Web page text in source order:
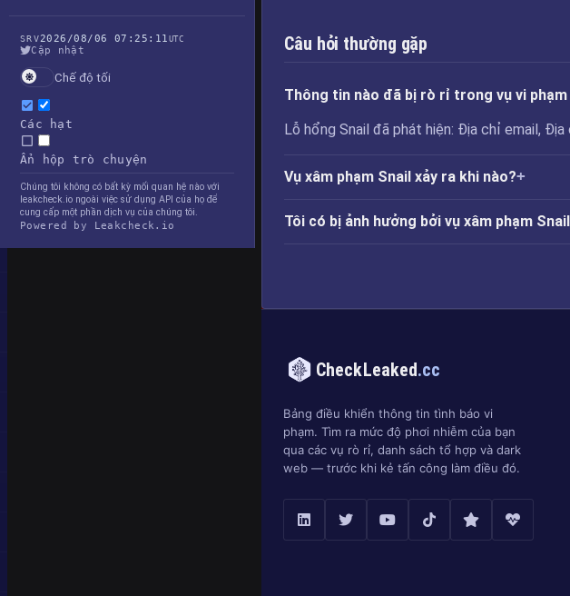
SRV2026/08/06 07:25:11UTC
Cập nhật
Chế độ tối
Các hạt
Ẩn hộp trò chuyện
Chúng tôi không có bất kỳ mối quan hệ nào với
leakcheck.io ngoài việc sử dụng API của họ để
cung cấp một phần dịch vụ của chúng tôi.
Powered by Leakcheck.io
Câu hỏi thường gặp
Thông tin nào đã bị rò rỉ trong vụ vi phạm
Lỗ hổng Snail đã phát hiện: Địa chỉ email,
Vụ xâm phạm Snail xảy ra khi nào?
Tôi có bị ảnh hưởng bởi vụ xâm phạm
CheckLeaked.cc
Bảng điều khiển thông tin tình báo vi
phạm. Tìm ra mức độ phơi nhiễm của bạn
qua các vụ rò rỉ, danh sách tổ hợp và dark
web — trước khi kẻ tấn công làm điều đó.